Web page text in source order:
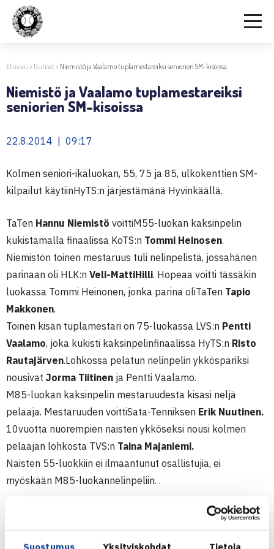
Etusivu > Uutiset> Niemistö ja Vaalamo tuplamestareiksi seniorien SM-kisoissa
Niemistö ja Vaalamo tuplamestareiksi
seniorien SM-kisoissa
22.8.2014 | 09:17
Kolmen seniori-ikäluokan, 55, 75 ja 85, ulkokenttien SM-
kilpailut käytiinHyTS:n järjestämänä Hyvinkäällä.
TaTen Hannu Niemistö voittiM55-luokan kaksinpelin
kukistamalla finaalissa KoTS:n Tommi Heinosen.
Niemistön toinen mestaruus tuli nelinpelistä, jossahänen
parinaan oli HLK:n Veli-MattiHilli. Hopeaa voitti tässäkin
luokassa Tommi Heinonen, jonka parina oliTaTen Tapio
Makkonen.
Toinen kisan tuplamestari on 75-luokassa LVS:n Pentti
Vaalamo, joka kukisti kaksinpelinfinaalissa HyTS:n Risto
Rautajärven.Lohkossa pelatun nelinpelin ykköspariksi
nousivat Jorma Tiitinen ja Pentti Vaalamo.
M85-luokan kaksinpelin mestaruudesta kisasi neljä
pelaaja. Mestaruuden voittiSata-Tenniksen Erik Nuutinen.
10vuotta nuorempien naisten ykköseksi nousi kolmen
pelaajan lohkosta TVS:n Taina Majaniemi.
Naisten 55-luokkiin ei ilmaantunut osallistujia, ei
myöskään M85-luokannelinpeliin. .
Seniorien 55/75/85-luokkienulkokenttien SM-kilpailut
14.-22.8.2014 Hyvinkää